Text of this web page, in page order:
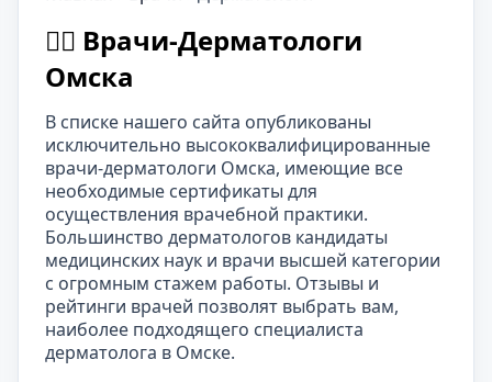
👨‍⚕️ Врачи-Дерматологи
Омска
В списке нашего сайта опубликованы
исключительно высококвалифицированные
врачи-дерматологи Омска, имеющие все
необходимые сертификаты для
осуществления врачебной практики.
Большинство дерматологов кандидаты
медицинских наук и врачи высшей категории
с огромным стажем работы. Отзывы и
рейтинги врачей позволят выбрать вам,
наиболее подходящего специалиста
дерматолога в Омске.